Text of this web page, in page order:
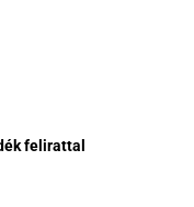
felirattal